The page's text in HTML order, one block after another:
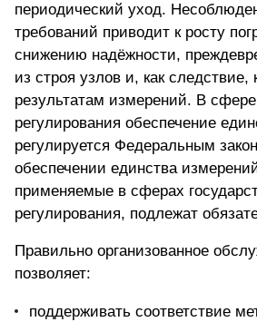
периодический уход.
требований приводит к росту
снижению надёжности,
из строя узлов и, как следствие,
результатам измерений. В сфере
регулирования обеспечение
регулируется Федеральным
обеспечении единства
применяемые в сферах
регулирования, подлежат
Правильно организованное
позволяет:
поддерживать соответствие